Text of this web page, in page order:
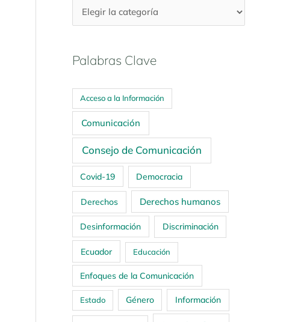
Palabras Clave
Acceso a la Información
Comunicación
Consejo de Comunicación
Covid-19 Democracia
Derechos Derechos humanos
Desinformación Discriminación
Ecuador Educación
Enfoques de la Comunicación
Estado Género Información